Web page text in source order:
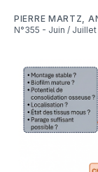
PIERRE MARTZ
N°355 - Juin /